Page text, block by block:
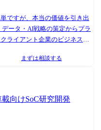
ですが、本当の価値を引き出
ライアント企業のビジネス変
たあなたの専門知識と戦略思
換する場所がここにありま
豊富な知見や経験を元に、実
AI変革リーダーへと進化する
計と実現ロードマップの策定
まずは相談する
載向けSoC研究開発